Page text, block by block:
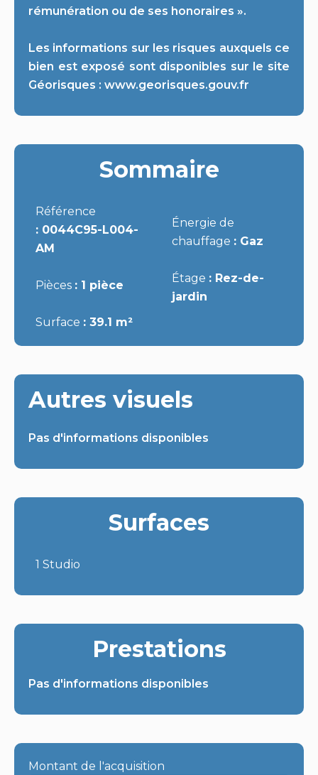
rémunération ou de ses honoraires ».
Les informations sur les risques auxquels ce
bien est exposé sont disponibles sur le site
Géorisques : www.georisques.gouv.fr
Sommaire
Référence
0044C95-L004-
AM
Pièces 1 pièce
Surface 39.1 m²
Énergie de
chauffage
Gaz
Étage
Rez-de-
jardin
Autres visuels
Pas d'informations disponibles
Surfaces
1 Studio
Prestations
Pas d'informations disponibles
Montant de l'acquisition